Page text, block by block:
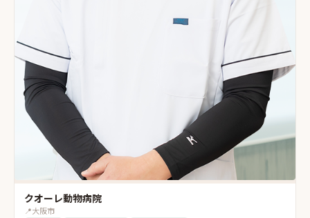
クオーレ動物病院
📍大阪市